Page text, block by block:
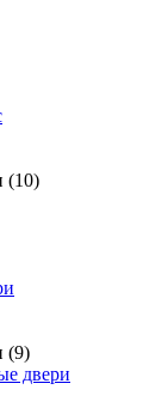
(10)
(9)
двери